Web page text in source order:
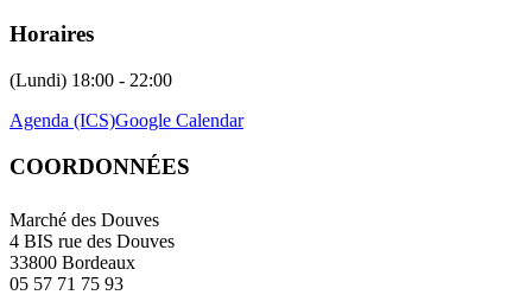
Horaires
(Lundi) 18:00 - 22:00
Agenda (ICS)Google Calendar
COORDONNÉES
Marché des Douves
4 BIS rue des Douves
33800 Bordeaux
05 57 71 75 93